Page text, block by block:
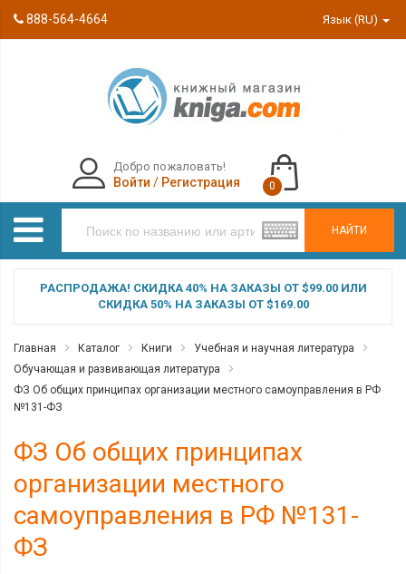
888-564-4664 Язык (RU)
НАЙТИ
Добро пожаловать!
Войти / Регистрация 0
РАСПРОДАЖА! СКИДКА 40% НА ЗАКАЗЫ ОТ $99.00 ИЛИ
СКИДКА 50% НА ЗАКАЗЫ ОТ $169.00
Главная Каталог Книги
Учебная и научная литература
Обучающая и развивающая литература
ФЗ Об общих принципах организации местного самоуправления в РФ
№131-ФЗ
ФЗ Об общих принципах
организации местного
самоуправления в РФ №131-
ФЗ